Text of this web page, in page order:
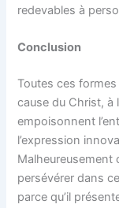
redevables à
Conclusion
Toutes ces
cause du Christ, à
empoisonnent
l’expression
Malheureusement
persévérer dans
parce qu’il